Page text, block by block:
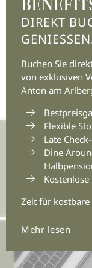
und nicht-
* Pflichtfelder
JETZT
Join the
E-Mail-Adresse
DIREKT
GENIESSEN.
Buchen Sie
von exklusiven
Anton am
Flexible
Late
Dine
Zeit für
Mehr lesen